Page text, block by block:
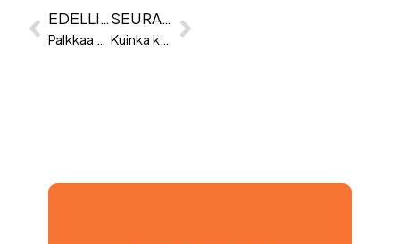
EDELLINEN
Palkkaa potentiaalia, kouluta osaamista
SEURAAVA
Kuinka kehittää pehmeitä taitoja?